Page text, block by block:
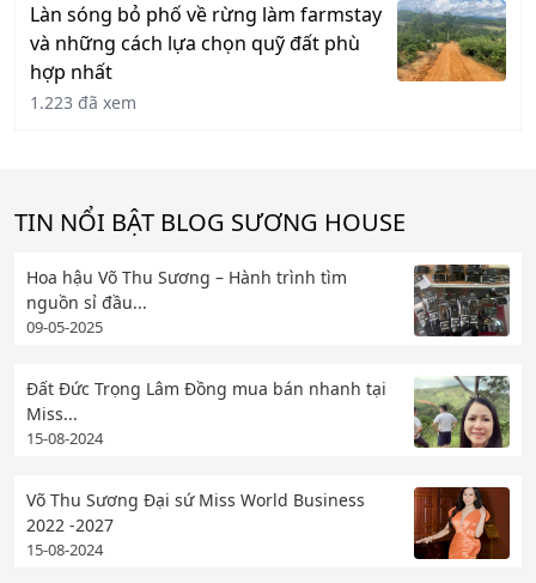
Làn sóng bỏ phố về rừng làm farmstay
và những cách lựa chọn quỹ đất phù
hợp nhất
1.223 đã xem
TIN NỔI BẬT BLOG SƯƠNG HOUSE
Hoa hậu Võ Thu Sương – Hành trình tìm
nguồn sỉ đầu...
09-05-2025
Đất Đức Trọng Lâm Đồng mua bán nhanh tại
Miss...
15-08-2024
Võ Thu Sương Đại sứ Miss World Business
2022 -2027
15-08-2024